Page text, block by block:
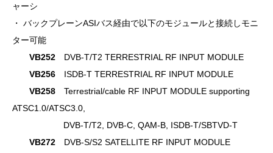
ャーシ
・ バックプレーンASIバス経由で以下のモジュールと接続しモニ
ター可能
VB252 DVB-T/T2 TERRESTRIAL RF INPUT MODULE
VB256 ISDB-T TERRESTRIAL RF INPUT MODULE
VB258 Terrestrial/cable RF INPUT MODULE supporting
ATSC1.0/ATSC3.0,
DVB-T/T2, DVB-C, QAM-B, ISDB-T/SBTVD-T
VB272 DVB-S/S2 SATELLITE RF INPUT MODULE